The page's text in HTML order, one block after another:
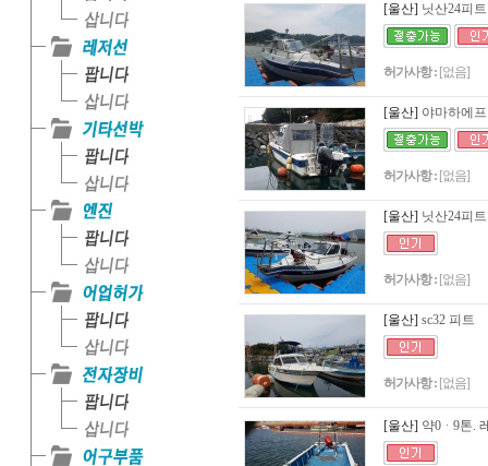
[울산] 닛산24피
허가사항 : [없음]
[울산] 야마하에
허가사항 : [없음]
[울산] 닛산24피
허가사항 : [없음]
[울산] sc32 피트
허가사항 : [없음]
[울산] 약0ᆞ9톤.